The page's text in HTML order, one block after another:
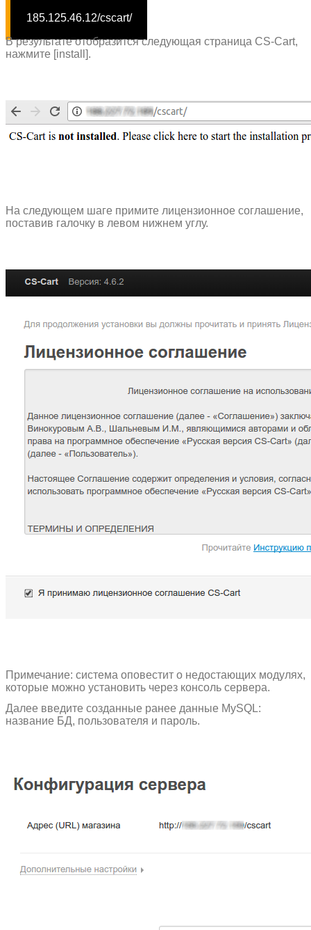
185.125.46.12/cscart/
В результате отобразится следующая страница CS-Cart,
нажмите [install].
На следующем шаге примите лицензионное соглашение,
поставив галочку в левом нижнем углу.
Примечание: система оповестит о недостающих модулях,
которые можно установить через консоль сервера.
Далее введите созданные ранее данные MySQL:
название БД, пользователя и пароль.